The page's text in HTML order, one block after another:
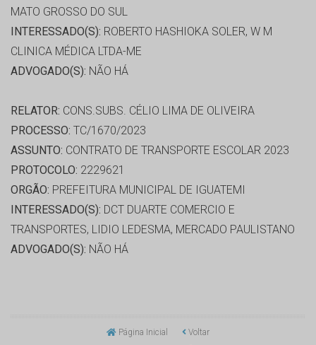
MATO GROSSO DO SUL
INTERESSADO(S): ROBERTO HASHIOKA SOLER, W M
CLINICA MÉDICA LTDA-ME
ADVOGADO(S): NÃO HÁ
RELATOR: CONS.SUBS. CÉLIO LIMA DE OLIVEIRA
PROCESSO: TC/1670/2023
ASSUNTO: CONTRATO DE TRANSPORTE ESCOLAR 2023
PROTOCOLO: 2229621
ORGÃO: PREFEITURA MUNICIPAL DE IGUATEMI
INTERESSADO(S): DCT DUARTE COMERCIO E
TRANSPORTES, LIDIO LEDESMA, MERCADO PAULISTANO
ADVOGADO(S): NÃO HÁ
Página Inicial
Voltar